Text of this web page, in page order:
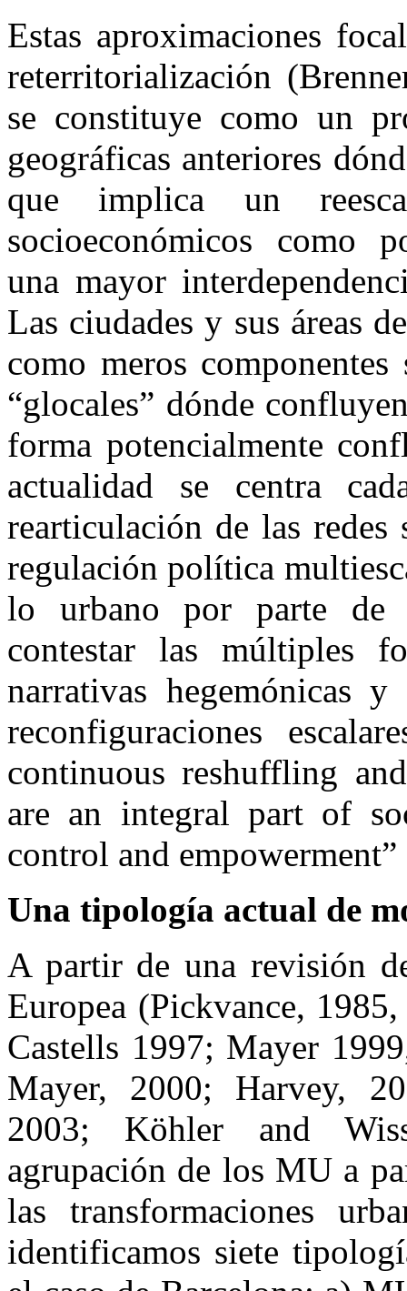
Estas aproximaciones
reterritorialización
se constituye como un
geográficas anteriores
que implica un
socioeconómicos como
una mayor
Las ciudades y sus áreas
como meros componentes
“glocales” dónde
forma potencialmente
actualidad se centra
rearticulación de las
regulación política
lo urbano por parte de
contestar las múltiples
narrativas hegemónicas
reconfiguraciones
continuous reshuffling
are an integral part of
control and
Una tipología actual de
A partir de una revisión
Europea (Pickvance,
Castells 1997; Mayer
Mayer, 2000; Harvey,
2003; Köhler and
agrupación de los MU a
las transformaciones
identificamos siete